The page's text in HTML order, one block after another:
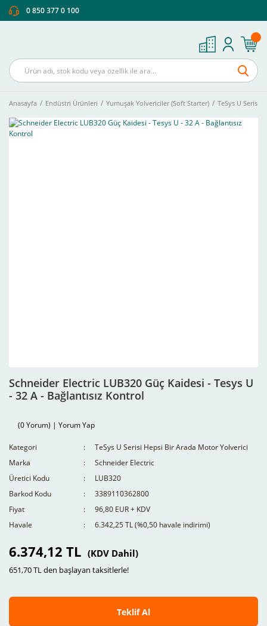
0 850 377 0 100
Anasayfa Endüstri Ürünleri Yumuşak Yolvericiler (Soft Starter) TeSys U Serisi
Schneider Electric LUB320 Güç Kaidesi - Tesys U
- 32 A - Bağlantısız Kontrol
(0 Yorum) | Yorum Yap
Kategori
TeSys U Serisi Hepsi Bir Arada Motor Yolverici
Marka
Schneider Electric
Üretici Kodu
LUB320
Barkod Kodu
3389110362800
Fiyat
96,80 EUR + KDV
Havale
6.342,25 TL (%0,50 havale indirimi)
6.374,12 TL (KDV Dahil)
651,70 TL den başlayan taksitlerle!
Teklif Al